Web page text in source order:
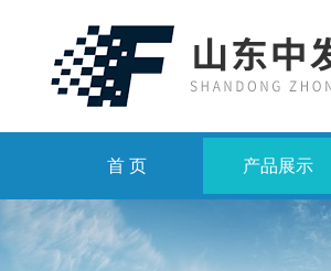
首 页 产品展示